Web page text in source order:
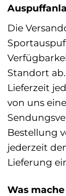
Die
Standort
Lieferzeit
von uns
Bestellung
jederzeit
Lieferung
Was